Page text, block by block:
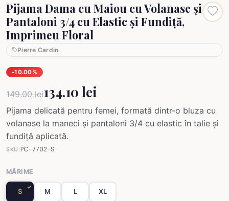
Pijama Dama cu Maiou cu Volanase și
Pantaloni 3/4 cu Elastic și Fundiță,
Imprimeu Floral
Pierre Cardin
-10.00%
149.00 lei134.10 lei
Pijama delicată pentru femei, formată dintr-o bluza cu
volanase la maneci și pantaloni 3/4 cu elastic în talie și
fundiță aplicată.
SKU:PC-7702-S
MĂRIME
S M L XL